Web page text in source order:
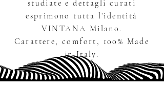
studiate e dettagli curati
esprimono tutta l’identità
VINTANA Milano.
Carattere, comfort, 100% Made
in Italy.